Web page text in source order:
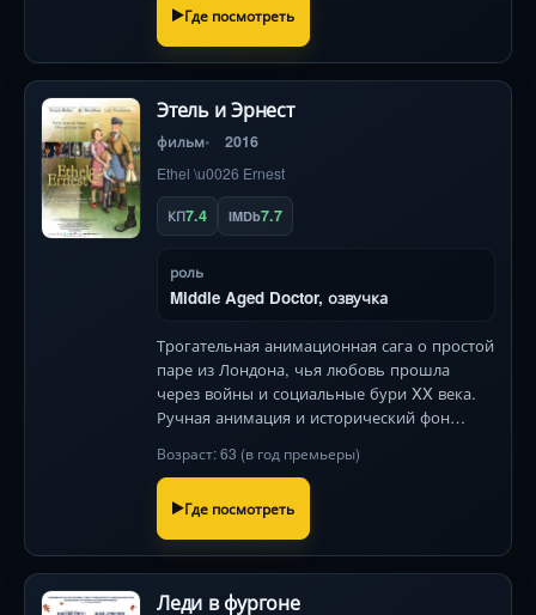
Где посмотреть
Этель и Эрнест
фильм 2016
Ethel \u0026 Ernest
КП7.4 IMDb7.7
роль
Middle Aged Doctor, озвучка
Трогательная анимационная сага о простой
паре из Лондона, чья любовь прошла
через войны и социальные бури XX века.
Ручная анимация и исторический фон
Возраст: 63 (в год премьеры)
Где посмотреть
Леди в фургоне